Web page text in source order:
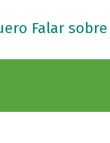
Falar